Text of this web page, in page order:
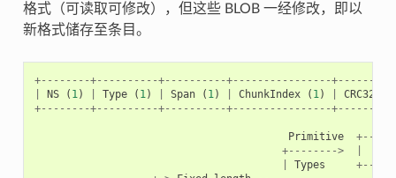
格式（可读取可修改），但这些 BLOB 一经修改，即以
新格式储存至条目。
+--------+----------+----------+----------------
NS ( 1) Type ( 1) Span ( 1) ChunkIndex ( 1) CRC32
+--------+----------+----------+----------------
Primitive
+-------->
Types